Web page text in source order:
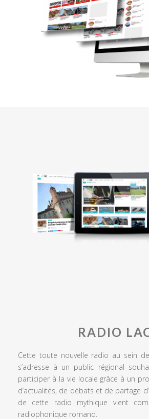
RADIO
Cette toute nouvelle radio au sein
s’adresse à un public régional
participer à la vie locale grâce à un
d’actualités, de débats et de partage
de cette radio mythique vient
radiophonique romand.